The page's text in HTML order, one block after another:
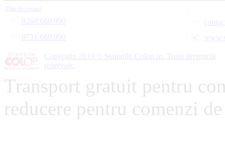
Date de contact
0260.660.990
0731.660.990
Copyright 2013 © Stampile-Colop.ro. Toate drepturile
rezervate.
Transport gratuit pentru
reducere pentru comenzi